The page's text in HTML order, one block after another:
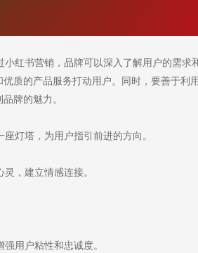
红书营销，品牌可以深入了解用户的需求
质的产品服务打动用户。同时，要善于利
牌的魅力。
灯塔，为用户指引前进的方向。
，建立情感连接。
用户粘性和忠诚度。